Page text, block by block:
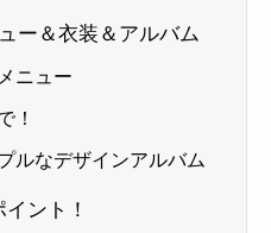
ー＆衣装＆アルバム
ニュー
！
ルなデザインアルバム
ント！